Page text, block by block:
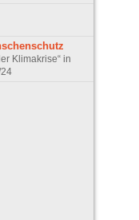
Klimakrise“ in